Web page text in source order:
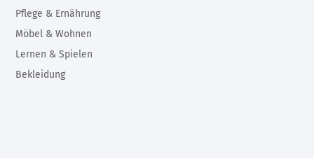
Pflege & Ernährung
Möbel & Wohnen
Lernen & Spielen
Bekleidung